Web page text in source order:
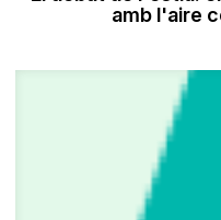
amb l'aire